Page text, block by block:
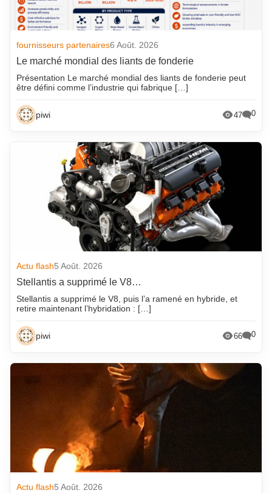
fournisseurs partenaires6 Août. 2026
Le marché mondial des liants de fonderie
Présentation Le marché mondial des liants de fonderie peut
être défini comme l’industrie qui fabrique […]
piwi 47 0
Actu flash5 Août. 2026
Stellantis a supprimé le V8…
Stellantis a supprimé le V8, puis l’a ramené en hybride, et
retire maintenant l’hybridation : […]
piwi 66 0
Actu flash5 Août. 2026